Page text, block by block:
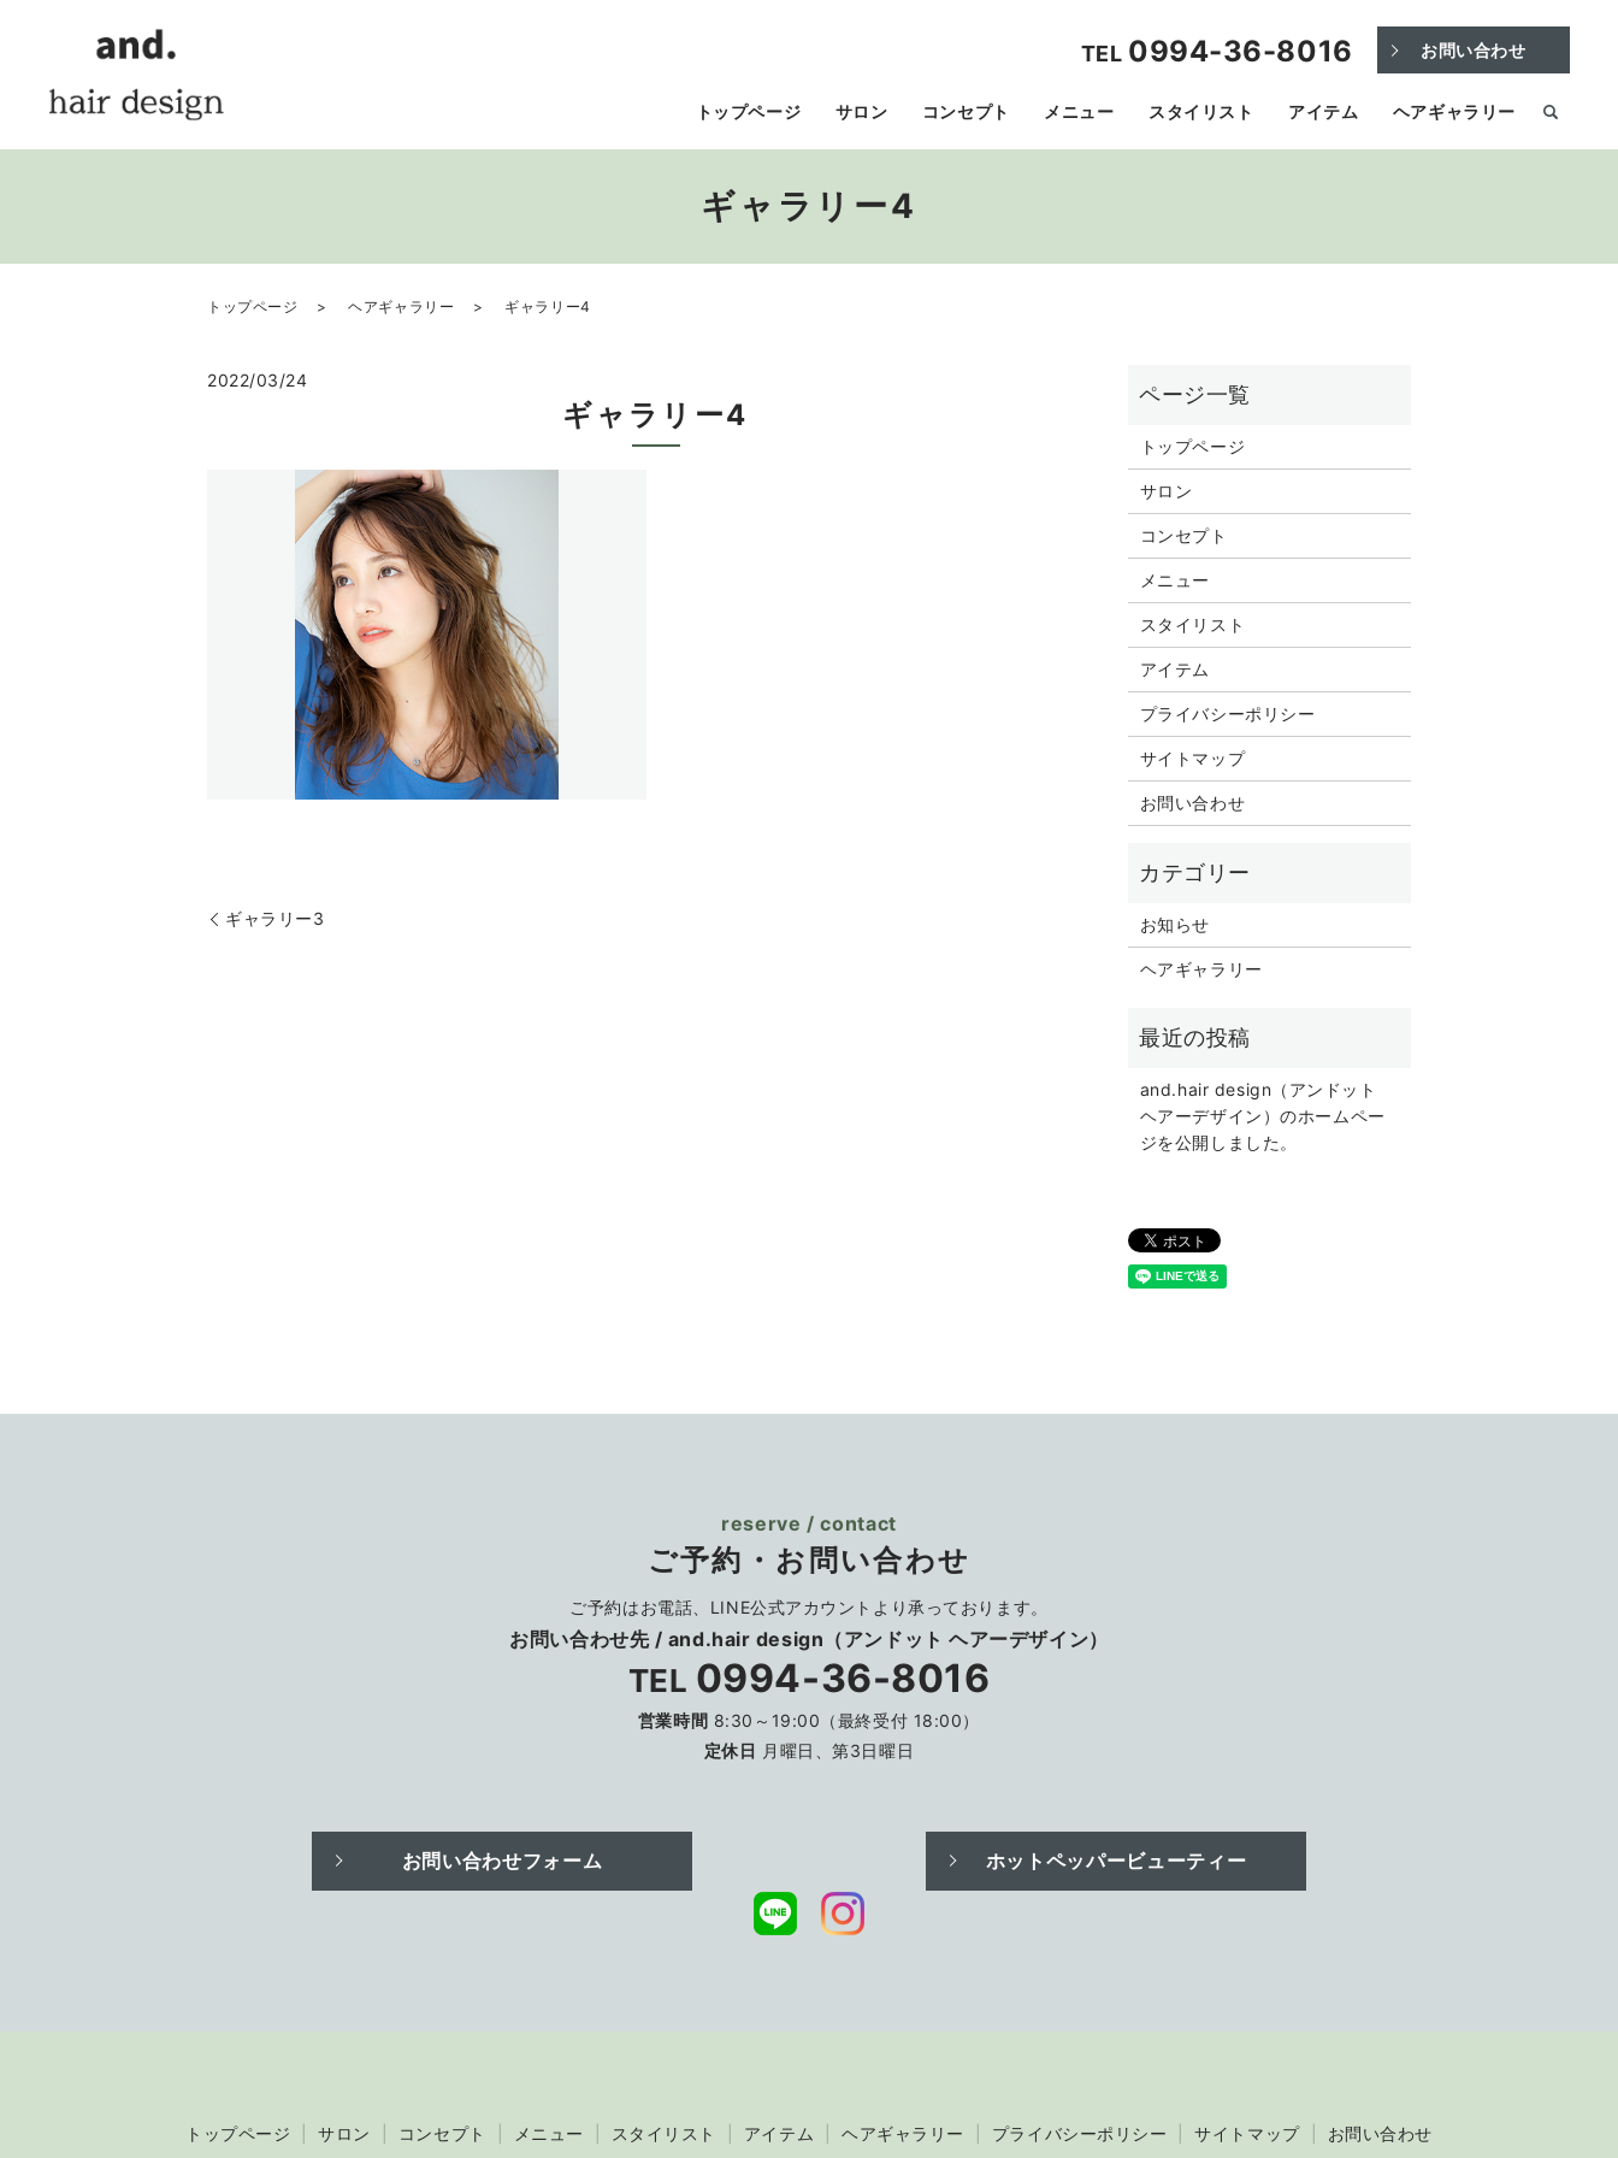
トップページ サロン コンセプト メニュー スタイリスト アイテム ヘアギャラリー
TEL 0994-36-8016 お問い合わせ
ギャラリー4
トップページ ヘアギャラリー ギャラリー4
2022/03/24
ギャラリー4
ギャラリー3
トップページ
サロン
コンセプト
メニュー
スタイリスト
アイテム
プライバシーポリシー
サイトマップ
お問い合わせ
お知らせ
ヘアギャラリー
and.hair design（アンドット
ヘアーデザイン）のホームペー
ジを公開しました。
reserve / contact
ご予約・お問い合わせ
ご予約はお電話、LINE公式アカウントより承っております。
お問い合わせ先/ and.hair design （アンドット ヘアーデザイン）
TEL 0994-36-8016
営業時間 8:30～19:00（最終受付 18:00）
定休日 月曜日、第3日曜日
お問い合わせフォーム ホットペッパービューティー
トップページ サロン コンセプト メニュー スタイリスト アイテム ヘアギャラリー プライバシーポリシー サイトマップ お問い合わせ